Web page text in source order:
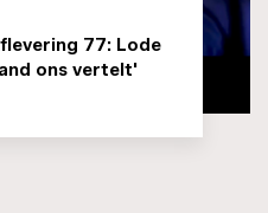
77: Lode
ons vertelt'